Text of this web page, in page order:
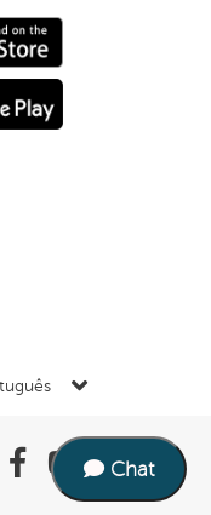
Chat